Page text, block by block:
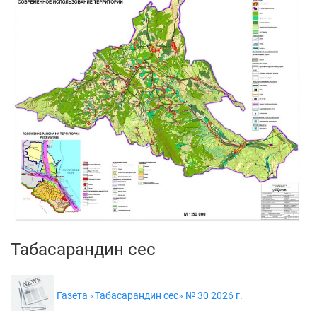
Табасарандин сес
Газета «Табасарандин сес» № 30 2026 г.